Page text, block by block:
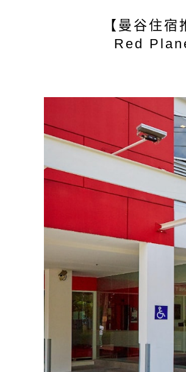
【曼谷住
Red